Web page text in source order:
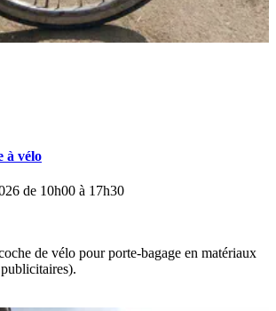
à vélo
de 10h00 à 17h30
de vélo pour porte-bagage en matériaux